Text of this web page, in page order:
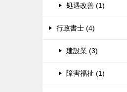
処遇改善 (1)
行政書士 (4)
建設業 (3)
障害福祉 (1)